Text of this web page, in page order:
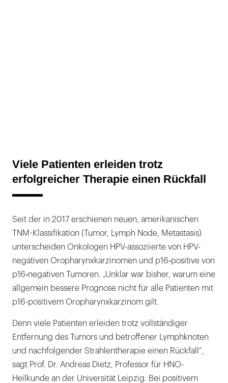
Viele Patienten erleiden trotz
erfolgreicher Therapie einen Rückfall
Seit der in 2017 erschienen neuen, amerikanischen
TNM-Klassifikation (Tumor, Lymph Node, Metastasis)
unterscheiden Onkologen HPV-assoziierte von HPV-
negativen Oropharynxkarzinomen und p16‐positive von
p16‐negativen Tumoren. „Unklar war bisher, warum eine
allgemein bessere Prognose nicht für alle Patienten mit
p16-positivem Oropharynxkarzinom gilt.
Denn viele Patienten erleiden trotz vollständiger
Entfernung des Tumors und betroffener Lymphknoten
und nachfolgender Strahlentherapie einen Rückfall“,
sagt Prof. Dr. Andreas Dietz, Professor für HNO-
Heilkunde an der Universität Leipzig. Bei positivem